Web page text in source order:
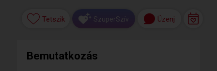
Tetszik SzuperSzív Üzenj
Bemutatkozás